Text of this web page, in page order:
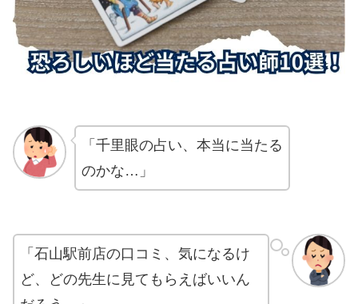
「千里眼の占い、本当に当たる
のかな…」
「石山駅前店の口コミ、気になるけ
ど、どの先生に見てもらえばいいん